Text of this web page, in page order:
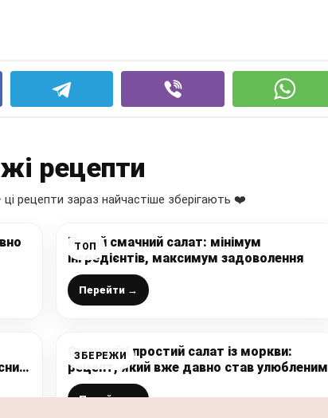
рецепти
рецепти зараз найчастіше зберігають ❤️
ТОП
Новий смачний салат: мінімум
інгредієнтів, максимум задоволення
Перейти →
ЗБЕРЕЖИ
Смачний і простий салат із моркви:
рецепт, який вже давно став улюбленим
Перейти →